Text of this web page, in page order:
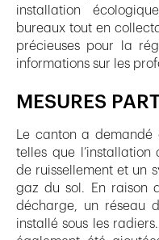
installation
bureaux tout en
précieuses pour la
informations sur les
MESURES
Le canton a demandé
telles que
de ruissellement et un
gaz du sol. En raison
décharge, un réseau
installé sous les